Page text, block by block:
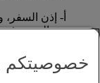
أ- إذن السفر،
ب- الوجهة في
*يسمح بالسفر
خصوصيتكم